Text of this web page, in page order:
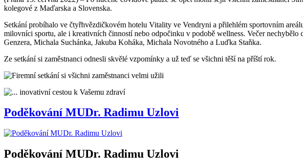
kolegové z Maďarska a Slovenska.
Setkání probíhalo ve čtyřhvězdičkovém hotelu Vitality ve Vendryni a přilehlém sportovním
milovníci sportu, ale i kreativních činností nebo odpočinku v podobě wellness. Večer
Genzera, Michala Suchánka, Jakuba Koháka, Michala Novotného a Luďka Staňka.
Ze setkání si zaměstnanci odnesli skvělé vzpomínky a už teď se všichni těší na příští rok.
Poděkování MUDr. Radimu Uzlovi
Poděkování MUDr. Radimu Uzlovi